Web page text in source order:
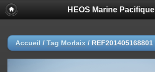
HEOS Marine Pacifique
Accueil / Tag Morlaix / REF201405168801